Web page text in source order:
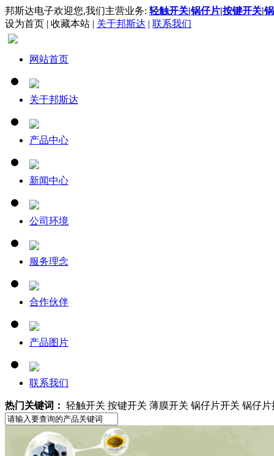
邦斯达电子欢迎您,我们主营业务: 轻触开关|锅仔片|按键开关|
设为首页 | 收藏本站 | 关于邦斯达 | 联系我们
网站首页
关于邦斯达
产品中心
新闻中心
公司环境
服务理念
合作伙伴
产品图片
联系我们
热门关键词： 轻触开关 按键开关 薄膜开关 锅仔片开关 锅仔